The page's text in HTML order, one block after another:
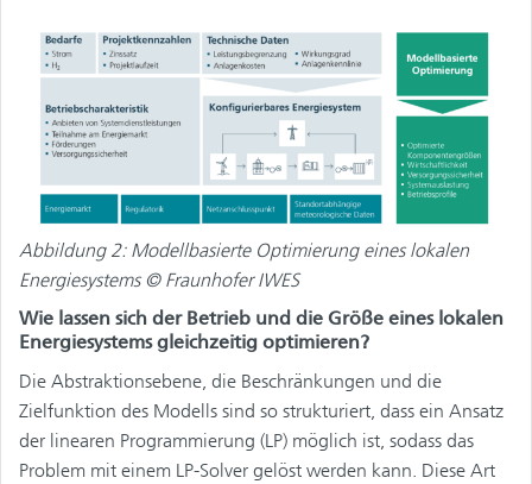
Abbildung 2: Modellbasierte Optimierung eines lokalen
Energiesystems © Fraunhofer IWES
Wie lassen sich der Betrieb und die Größe eines lokalen
Energiesystems gleichzeitig optimieren?
Die Abstraktionsebene, die Beschränkungen und die
Zielfunktion des Modells sind so strukturiert, dass ein Ansatz
der linearen Programmierung (LP) möglich ist, sodass das
Problem mit einem LP-Solver gelöst werden kann. Diese Art